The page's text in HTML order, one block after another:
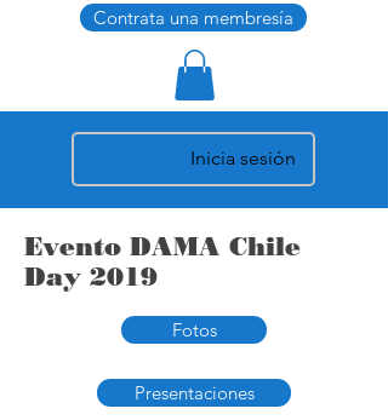
Contrata una membresía
Inicia sesión
Evento DAMA Chile
Day 2019
Fotos
Presentaciones